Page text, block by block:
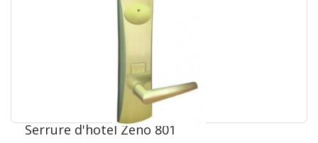
Serrure d'hotel Zeno 801